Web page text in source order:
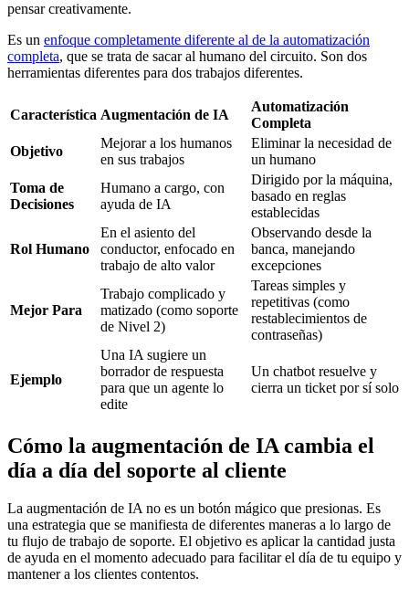
pensar creativamente.
Es un enfoque completamente diferente al de la automatización
completa, que se trata de sacar al humano del circuito. Son dos
herramientas diferentes para dos trabajos diferentes.
Característica Augmentación de IA
Automatización
Completa
Objetivo
Mejorar a los humanos
en sus trabajos
Eliminar la necesidad de
un humano
Toma de
Decisiones
Humano a cargo, con
ayuda de IA
Dirigido por la máquina,
basado en reglas
establecidas
Rol Humano
En el asiento del
conductor, enfocado en
trabajo de alto valor
Observando desde la
banca, manejando
excepciones
Mejor Para
Trabajo complicado y
matizado (como soporte
de Nivel 2)
Tareas simples y
repetitivas (como
restablecimientos de
contraseñas)
Ejemplo
Una IA sugiere un
borrador de respuesta
para que un agente lo
edite
Un chatbot resuelve y
cierra un ticket por sí solo
Cómo la augmentación de IA cambia el
día a día del soporte al cliente
La augmentación de IA no es un botón mágico que presionas. Es
una estrategia que se manifiesta de diferentes maneras a lo largo de
tu flujo de trabajo de soporte. El objetivo es aplicar la cantidad justa
de ayuda en el momento adecuado para facilitar el día de tu equipo y
mantener a los clientes contentos.